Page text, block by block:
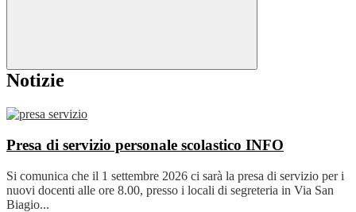
Notizie
Presa di servizio personale scolastico INFO
Si comunica che il 1 settembre 2026 ci sarà la presa di servizio per i
nuovi docenti alle ore 8.00, presso i locali di segreteria in Via San
Biagio...